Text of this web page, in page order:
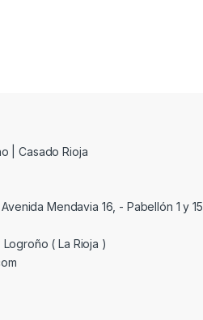
Mendavia 16, - Pabellón 1 y 15,
( La Rioja )